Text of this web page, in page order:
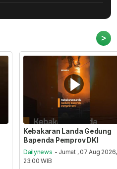
>
Kebakaran Landa Gedung
Bapenda Pemprov DKI
Dailynews - Jumat , 07 Aug 2026,
23:00 WIB